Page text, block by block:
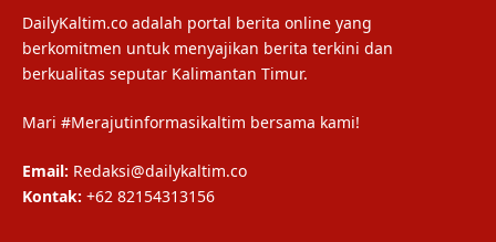
DailyKaltim.co adalah portal berita online yang
berkomitmen untuk menyajikan berita terkini dan
berkualitas seputar Kalimantan Timur.
Mari #Merajutinformasikaltim bersama kami!
Email: Redaksi@dailykaltim.co
Kontak: +62 82154313156